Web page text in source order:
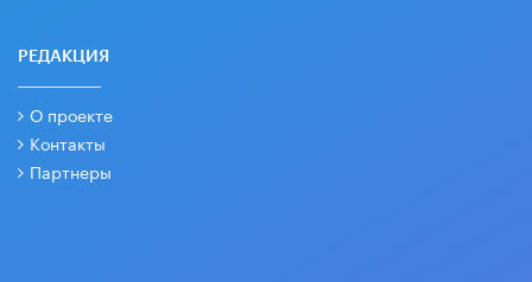
РЕДАКЦИЯ
О проекте
Контакты
Партнеры